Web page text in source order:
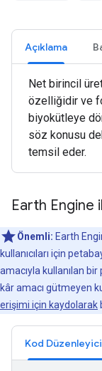
Açıklama
Net birincil
özelliğidir ve
biyokütleye
söz konusu
temsil eder.
Earth Engine
Önemli: Earth
kullanıcıları için
amacıyla kullanılan
kâr amacı gütmeyen
erişimi için kaydolarak